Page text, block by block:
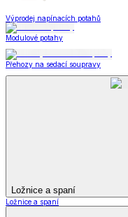
Výprodej napínacích potahů
Modulové potahy
Přehozy na sedací soupravy
Ložnice a spaní
Ložnice a spaní